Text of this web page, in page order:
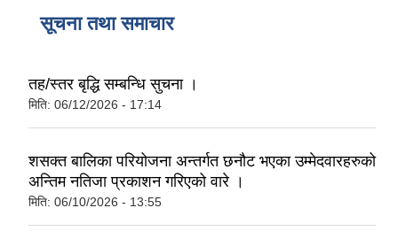
सूचना तथा समाचार
तह/स्तर बृद्धि सम्बन्धि सुचना ।
मिति: 06/12/2026 - 17:14
शसक्त बालिका परियोजना अन्तर्गत छनौट भएका उम्मेदवारहरुको
अन्तिम नतिजा प्रकाशन गरिएको वारे ।
मिति: 06/10/2026 - 13:55